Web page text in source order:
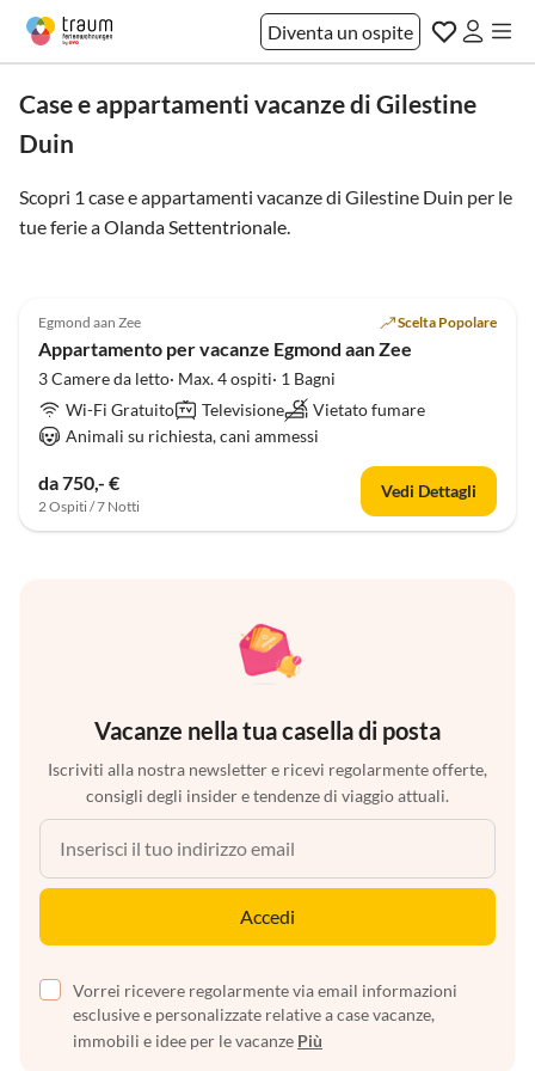
Diventa un ospite
Case e appartamenti vacanze di Gilestine
Duin
Scopri 1 case e appartamenti vacanze di Gilestine Duin per le
tue ferie aOlanda Settentrionale.
Egmond aan Zee Scelta Popolare
Appartamento per vacanze Egmond aan Zee
3 Camere da letto· Max. 4 ospiti· 1 Bagni
Wi-Fi Gratuito
Televisione
Vietato fumare
Animali su richiesta, cani ammessi
da 750,- €
2 Ospiti / 7 Notti
Vedi Dettagli
Vacanze nella tua casella di posta
Iscriviti alla nostra newsletter e ricevi regolarmente offerte,
consigli degli insider e tendenze di viaggio attuali.
Accedi
Vorrei ricevere regolarmente via email informazioni
esclusive e personalizzate relative a case vacanze,
immobili e idee per le vacanze Più